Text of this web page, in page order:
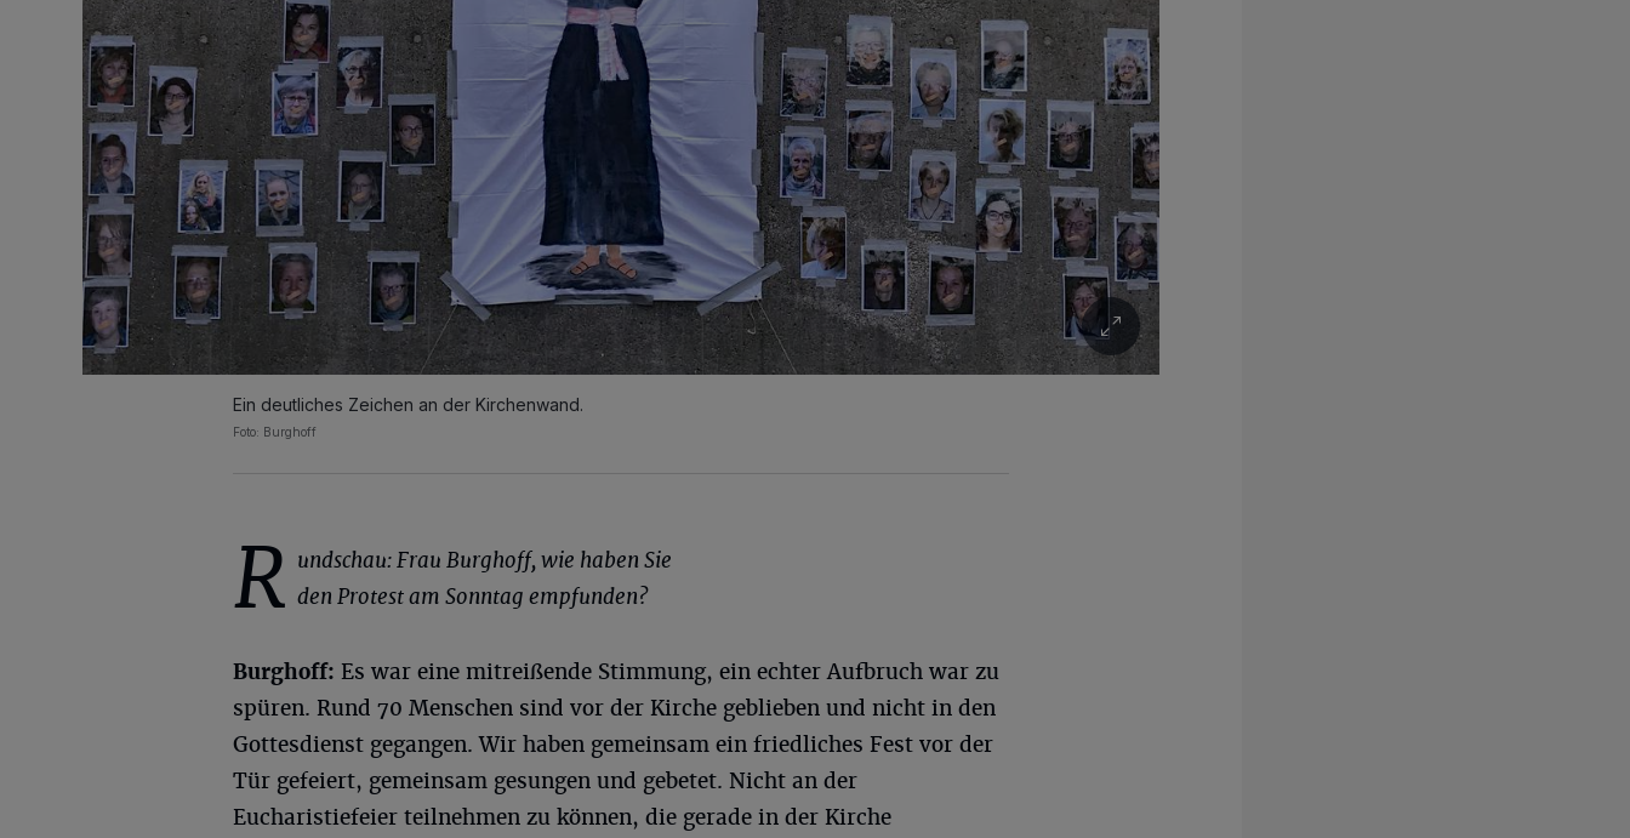
Ein deutliches Zeichen an der Kirchenwand.
Foto: Burghoff
R undschau: Frau Burghoff, wie haben Sie
den Protest am Sonntag empfunden?
Burghoff: Es war eine mitreißende Stimmung, ein echter Aufbruch war zu
spüren. Rund 70 Menschen sind vor der Kirche geblieben und nicht in den
Gottesdienst gegangen. Wir haben gemeinsam ein friedliches Fest vor der
Tür gefeiert, gemeinsam gesungen und gebetet. Nicht an der
Eucharistiefeier teilnehmen zu können, die gerade in der Kirche